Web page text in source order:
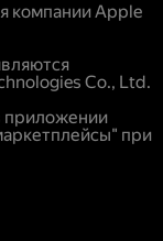
компании Apple
Co., Ltd.
приложении
при